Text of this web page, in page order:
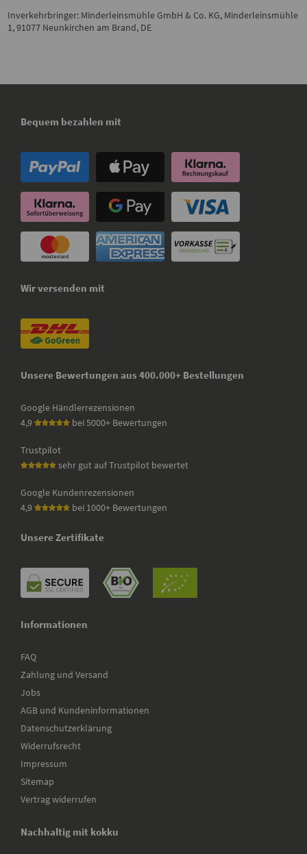
Inverkehrbringer: Minderleinsmühle GmbH & Co. KG, Minderleinsmühle
1, 91077 Neunkirchen am Brand, DE
Bequem bezahlen mit
Wir versenden mit
Unsere Bewertungen aus 400.000+ Bestellungen
Google Händlerrezensionen
4,9
bei 5000+ Bewertungen
Trustpilot
sehr gut auf Trustpilot bewertet
Google Kundenrezensionen
4,9
bei 1000+ Bewertungen
Unsere Zertifikate
Informationen
FAQ
Zahlung und Versand
Jobs
AGB und Kundeninformationen
Datenschutzerklärung
Widerrufsrecht
Impressum
Sitemap
Vertrag widerrufen
Nachhaltig mit kokku